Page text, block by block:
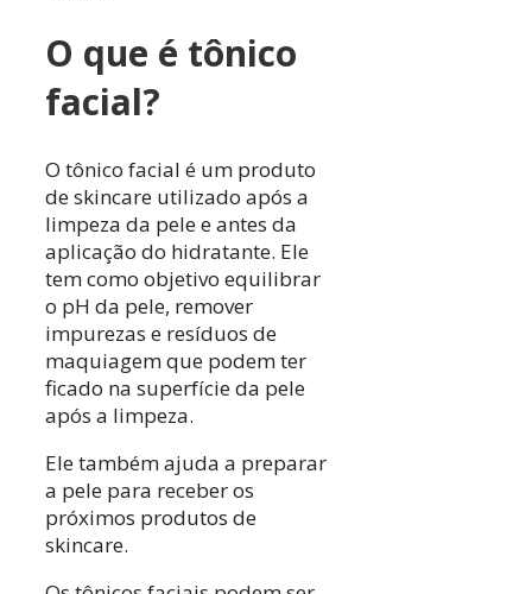
O que é tônico
facial?
O tônico facial é um produto
de skincare utilizado após a
limpeza da pele e antes da
aplicação do hidratante. Ele
tem como objetivo equilibrar
o pH da pele, remover
impurezas e resíduos de
maquiagem que podem ter
ficado na superfície da pele
após a limpeza.
Ele também ajuda a preparar
a pele para receber os
próximos produtos de
skincare.